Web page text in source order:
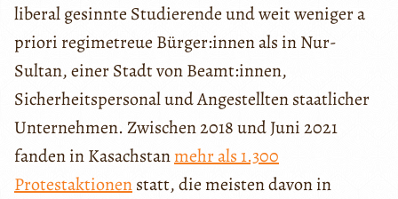
liberal gesinnte Studierende und weit weniger a
priori regimetreue Bürger:innen als in Nur-
Sultan, einer Stadt von Beamt:innen,
Sicherheitspersonal und Angestellten staatlicher
Unternehmen. Zwischen 2018 und Juni 2021
fanden in Kasachstanmehr als 1.300
Protestaktionenstatt, die meisten davon in